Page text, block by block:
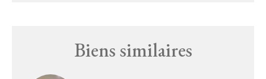
Biens similaires